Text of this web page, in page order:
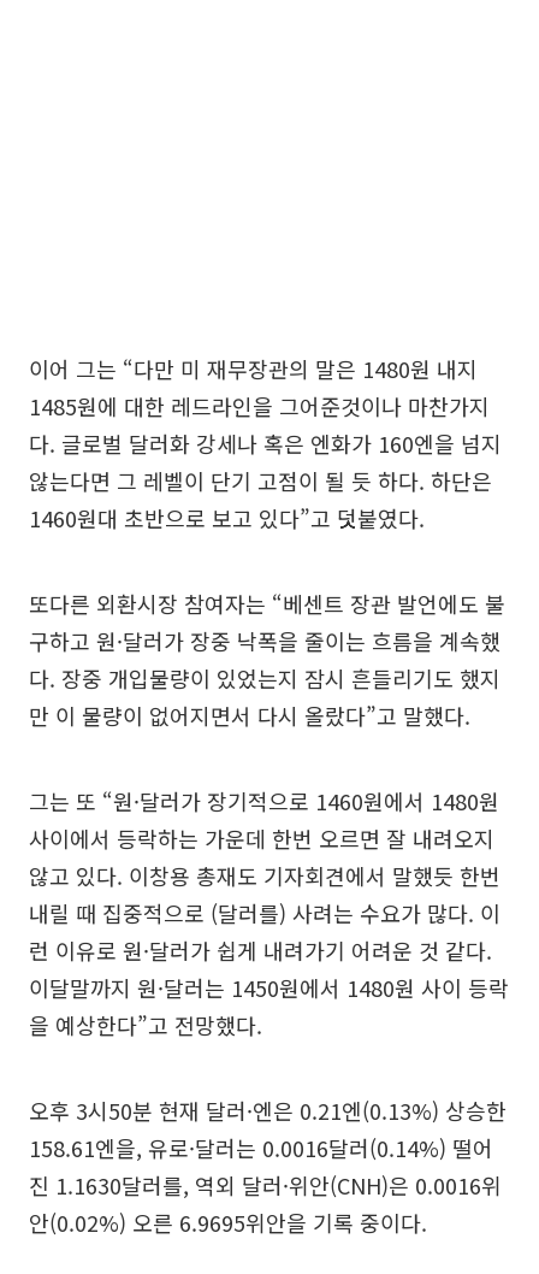
이어 그는 “다만 미 재무장관의 말은 1480원 내지
1485원에 대한 레드라인을 그어준것이나 마찬가지
다. 글로벌 달러화 강세나 혹은 엔화가 160엔을 넘지
않는다면 그 레벨이 단기 고점이 될 듯 하다. 하단은
1460원대 초반으로 보고 있다”고 덧붙였다.
또다른 외환시장 참여자는 “베센트 장관 발언에도 불
구하고 원·달러가 장중 낙폭을 줄이는 흐름을 계속했
다. 장중 개입물량이 있었는지 잠시 흔들리기도 했지
만 이 물량이 없어지면서 다시 올랐다”고 말했다.
그는 또 “원·달러가 장기적으로 1460원에서 1480원
사이에서 등락하는 가운데 한번 오르면 잘 내려오지
않고 있다. 이창용 총재도 기자회견에서 말했듯 한번
내릴 때 집중적으로 (달러를) 사려는 수요가 많다. 이
런 이유로 원·달러가 쉽게 내려가기 어려운 것 같다.
이달말까지 원·달러는 1450원에서 1480원 사이 등락
을 예상한다”고 전망했다.
오후 3시50분 현재 달러·엔은 0.21엔(0.13%) 상승한
158.61엔을, 유로·달러는 0.0016달러(0.14%) 떨어
진 1.1630달러를, 역외 달러·위안(CNH)은 0.0016위
안(0.02%) 오른 6.9695위안을 기록 중이다.